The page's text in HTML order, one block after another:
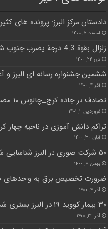
دادستان مرکز البرز: پرونده های
اسفند ۵, ۱۴۰۰
زلزال بقوة 4.3 درجة يضرب جنوب شرق ايران
دی ۲۲, ۱۴۰۰
ششمین جشنواره رسانه ای البرز و
آذر ۴, ۱۴۰۰
تصادف در جاده کرج_چالوس ۱۰ مصدوم برجای گذاشت
فروردین ۱۱, ۱۴۰۱
تراکم دانش آموزی در ناحیه چهار
آبان ۳۰, ۱۴۰۰
۵۰ شرکت صوری در البرز شناسایی شد
بهمن ۸, ۱۴۰۰
ضرورت تخصیص برق به واحدهای
آذر ۴, ۱۴۰۰
۳۰ بیمار کووید ۱۹ در البرز بستری شدند
آذر ۲۲, ۱۴۰۰